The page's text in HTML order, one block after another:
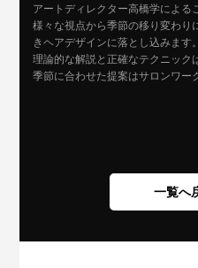
アートディレクター高橋学による
様々な視点から季節の移り変わ
きヘアデザインに落とし込みます。
理論的な解説と正確なテクニック
季節に合わせた提案はサロンワー
一覧へ